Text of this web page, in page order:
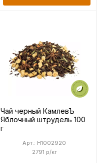
Чай черный КамлевЪ
Яблочный штрудель 100
г
2791 р/кг
Арт.: H1002920